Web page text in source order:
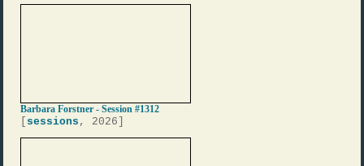
Barbara Forstner - Session #1312
sessions , 2026]